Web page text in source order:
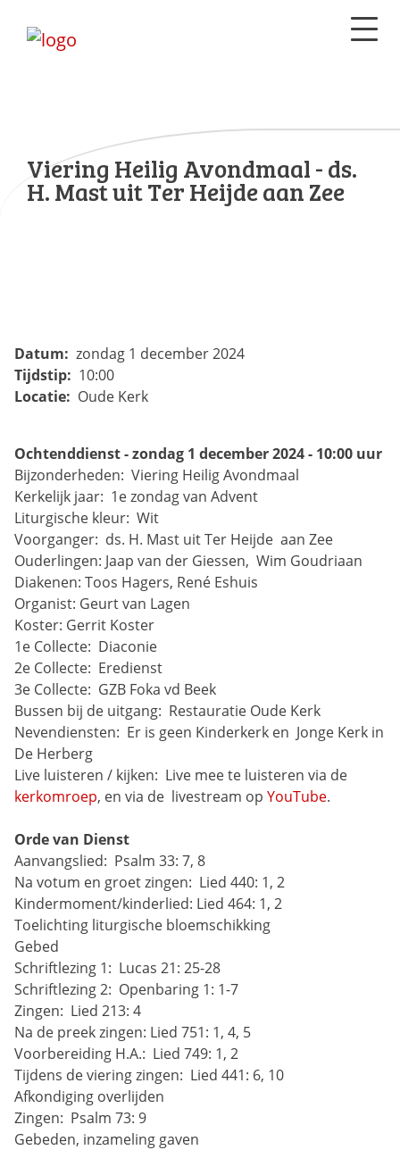
Viering Heilig Avondmaal - ds.
H. Mast uit Ter Heijde aan Zee
Datum: zondag 1 december 2024
Tijdstip: 10:00
Locatie: Oude Kerk
Ochtenddienst - zondag 1 december 2024 - 10:00 uur
Bijzonderheden: Viering Heilig Avondmaal
Kerkelijk jaar: 1e zondag van Advent
Liturgische kleur: Wit
Voorganger: ds. H. Mast uit Ter Heijde aan Zee
Ouderlingen: Jaap van der Giessen, Wim Goudriaan
Diakenen: Toos Hagers, René Eshuis
Organist: Geurt van Lagen
Koster: Gerrit Koster
1e Collecte: Diaconie
2e Collecte: Eredienst
3e Collecte: GZB Foka vd Beek
Bussen bij de uitgang: Restauratie Oude Kerk
Nevendiensten: Er is geen Kinderkerk en Jonge Kerk in
De Herberg
Live luisteren / kijken:
kerkomroep, en via de livestream op YouTube.
Orde van Dienst
Aanvangslied: Psalm 33: 7, 8
Na votum en groet zingen: Lied 440: 1, 2
Kindermoment/kinderlied: Lied 464: 1, 2
Toelichting liturgische bloemschikking
Gebed
Schriftlezing 1: Lucas 21: 25-28
Schriftlezing 2: Openbaring 1: 1-7
Zingen: Lied 213: 4
Na de preek zingen: Lied 751: 1, 4, 5
Voorbereiding H.A.: Lied 749: 1, 2
Tijdens de viering zingen: Lied 441: 6, 10
Afkondiging overlijden
Zingen: Psalm 73: 9
Gebeden, inzameling gaven